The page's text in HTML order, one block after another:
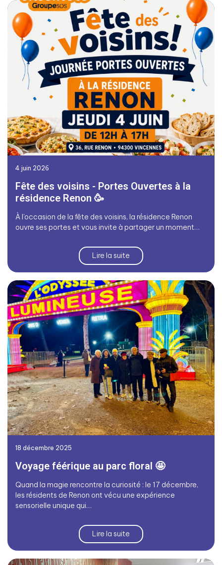
4 juin 2026
Fête des voisins - Portes Ouvertes à la
résidence Renon 🥳
À l’occasion de la fête des voisins, la résidence Renon
ouvre ses portes et vous invite à partager un moment…
Lire la suite
18 décembre 2025
Voyage féérique au parc floral 🤩
Quand la magie rencontre la curiosité : le 17 décembre,
les résidents de Renon ont vécu une expérience
sensorielle unique qui…
Lire la suite